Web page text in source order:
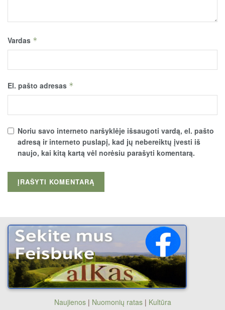
Vardas *
El. pašto adresas *
Noriu savo interneto naršyklėje išsaugoti vardą, el. pašto
adresą ir interneto puslapį, kad jų nebereiktų įvesti iš
naujo, kai kitą kartą vėl norėsiu parašyti komentarą.
Naujienos| Nuomonių ratas| Kultūra